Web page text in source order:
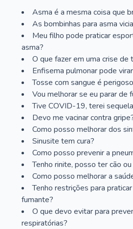
Asma é a mesma coisa que
As bombinhas para asma
Meu filho pode praticar
asma?
O que fazer em uma crise de
Enfisema pulmonar pode
Tosse com sangue é
Vou melhorar se eu parar de
Tive COVID-19, terei
Devo me vacinar contra
Como posso melhorar dos
Sinusite tem cura?
Como posso prevenir a
Tenho rinite, posso ter cão
Como posso melhorar a
Tenho restrições para
fumante?
O que devo evitar para
respiratórias?